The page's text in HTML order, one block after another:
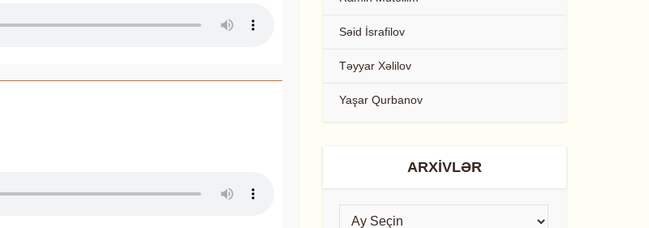
Səid İsrafilov
Təyyar Xəlilov
Yaşar Qurbanov
ARXIVLƏR